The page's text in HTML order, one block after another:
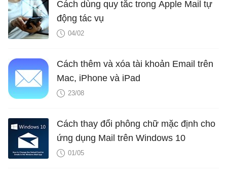
Cách dùng quy tắc trong Apple Mail tự
động tác vụ
04/02
Cách thêm và xóa tài khoản Email trên
Mac, iPhone và iPad
23/08
Cách thay đổi phông chữ mặc định cho
ứng dụng Mail trên Windows 10
01/05